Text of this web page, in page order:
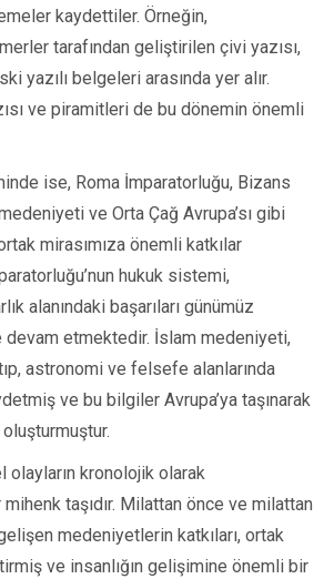
kaydettiler. Örneğin,
tarafından geliştirilen çivi yazısı,
yazılı belgeleri arasında yer alır.
ve piramitleri de bu dönemin önemli
ise, Roma İmparatorluğu, Bizans
ve Orta Çağ Avrupa’sı gibi
mirasımıza önemli katkılar
hukuk sistemi,
alanındaki başarıları günümüz
devam etmektedir. İslam medeniyeti,
astronomi ve felsefe alanlarında
ve bu bilgiler Avrupa’ya taşınarak
oluşturmuştur.
olayların kronolojik olarak
taşıdır. Milattan önce ve milattan
medeniyetlerin katkıları, ortak
ve insanlığın gelişimine önemli bir